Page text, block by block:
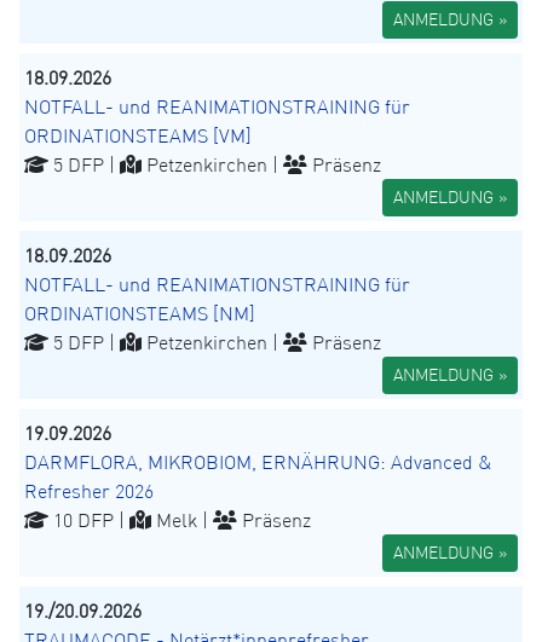
ANMELDUNG »
18.09.2026
NOTFALL- und REANIMATIONSTRAINING für
ORDINATIONSTEAMS [VM]
5 DFP |
Petzenkirchen | Präsenz
ANMELDUNG »
18.09.2026
NOTFALL- und REANIMATIONSTRAINING für
ORDINATIONSTEAMS [NM]
5 DFP |
Petzenkirchen | Präsenz
ANMELDUNG »
19.09.2026
DARMFLORA, MIKROBIOM, ERNÄHRUNG: Advanced &
Refresher 2026
10 DFP |
Melk | Präsenz
ANMELDUNG »
19./20.09.2026